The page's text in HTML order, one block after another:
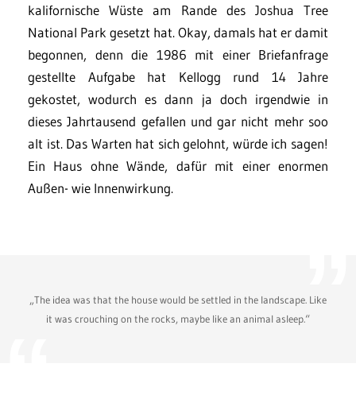
kalifornische Wüste am Rande des Joshua Tree
National Park gesetzt hat. Okay, damals hat er damit
begonnen, denn die 1986 mit einer Briefanfrage
gestellte Aufgabe hat Kellogg rund 14 Jahre
gekostet, wodurch es dann ja doch irgendwie in
dieses Jahrtausend gefallen und gar nicht mehr soo
alt ist. Das Warten hat sich gelohnt, würde ich sagen!
Ein Haus ohne Wände, dafür mit einer enormen
Außen- wie Innenwirkung.
„The idea was that the house would be settled in the landscape. Like
it was crouching on the rocks, maybe like an animal asleep.“